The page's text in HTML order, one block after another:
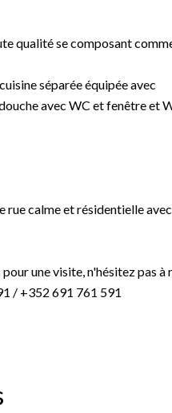
qualité se composant
séparée équipée avec
avec WC et fenêtre et
rue calme et résidentielle
une visite, n'hésitez pas à
/ +352 691 761 591